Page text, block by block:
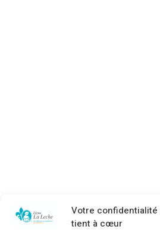
Votre confidentialité
tient à cœur